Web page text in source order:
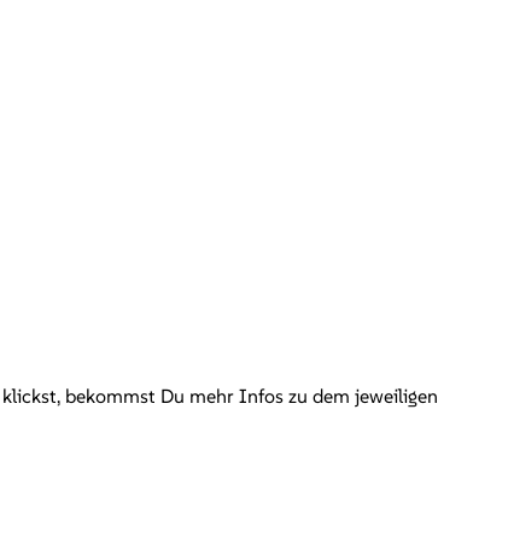
bekommst Du mehr Infos zu dem jeweiligen